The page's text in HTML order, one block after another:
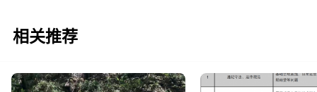
相关推荐